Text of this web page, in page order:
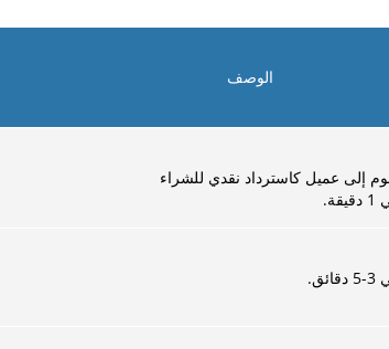
الوصف
إلى عميل كاسترداد نقدي للشراء